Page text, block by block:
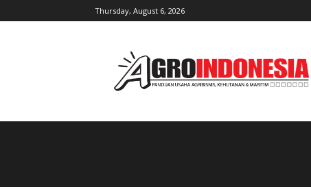
Thursday, August 6, 2026